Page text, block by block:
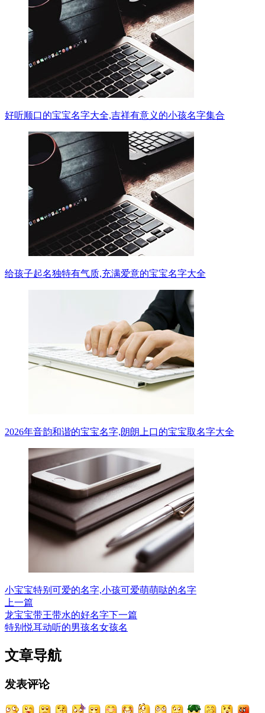
好听顺口的宝宝名字大全,吉祥有意义的小孩名字集合
给孩子起名独特有气质,充满爱意的宝宝名字大全
2026年音韵和谐的宝宝名字,朗朗上口的宝宝取名字大全
小宝宝特别可爱的名字,小孩可爱萌萌哒的名字
上一篇
龙宝宝带王带水的好名字下一篇
特别悦耳动听的男孩名女孩名
文章导航
发表评论